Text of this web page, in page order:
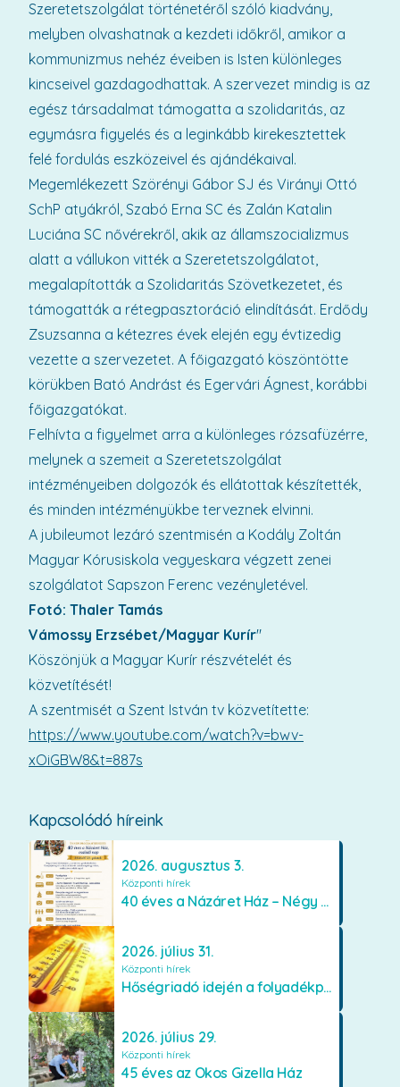
Kapcsolódó híreink
2026. augusztus 3.
Központi hírek
40 éves a Názáret Ház – Négy évtized szeretetben és gondoskodásban
2026. július 31.
Központi hírek
Hőségriadó idején a folyadékpótlás életet menthet
2026. július 29.
Központi hírek
45 éves az Okos Gizella Ház
Szeretetszolgálat történetéről szóló kiadvány,
melyben olvashatnak a kezdeti időkről, amikor a
kommunizmus nehéz éveiben is Isten különleges
kincseivel gazdagodhattak. A szervezet mindig is az
egész társadalmat támogatta a szolidaritás, az
egymásra figyelés és a leginkább kirekesztettek
felé fordulás eszközeivel és ajándékaival.
Megemlékezett Szörényi Gábor SJ és Virányi Ottó
SchP atyákról, Szabó Erna SC és Zalán Katalin
Luciána SC nővérekről, akik az államszocializmus
alatt a vállukon vitték a Szeretetszolgálatot,
megalapították a Szolidaritás Szövetkezetet, és
támogatták a rétegpasztoráció elindítását. Erdődy
Zsuzsanna a kétezres évek elején egy évtizedig
vezette a szervezetet. A főigazgató köszöntötte
körükben Bató Andrást és Egervári Ágnest, korábbi
főigazgatókat.
Felhívta a figyelmet arra a különleges rózsafüzérre,
melynek a szemeit a Szeretetszolgálat
intézményeiben dolgozók és ellátottak készítették,
és minden intézményükbe terveznek elvinni.
A jubileumot lezáró szentmisén a Kodály Zoltán
Magyar Kórusiskola vegyeskara végzett zenei
szolgálatot Sapszon Ferenc vezényletével.
Fotó: Thaler Tamás
Vámossy Erzsébet/Magyar Kurír"
Köszönjük a Magyar Kurír részvételét és
közvetítését!
A szentmisét a Szent István tv közvetítette:
https://www.youtube.com/watch?v=bwv-
xOiGBW8&t=887s